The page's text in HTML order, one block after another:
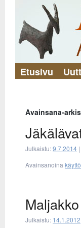
Etusivu
Avainsana-
Julkaistu:9.7.2014 |
Avainsanoina
Julkaistu: 14.1.2012